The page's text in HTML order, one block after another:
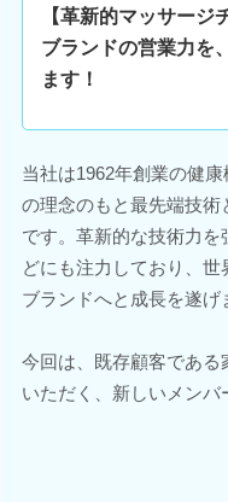
【革新的マッサージ
ブランドの営業力を
ます！
当社は1962年創業の健
の理念のもと最先端技術
です。革新的な技術力
どにも注力しており、
ブランドへと成長を遂げ
今回は、既存顧客である
いただく、新しいメンバ